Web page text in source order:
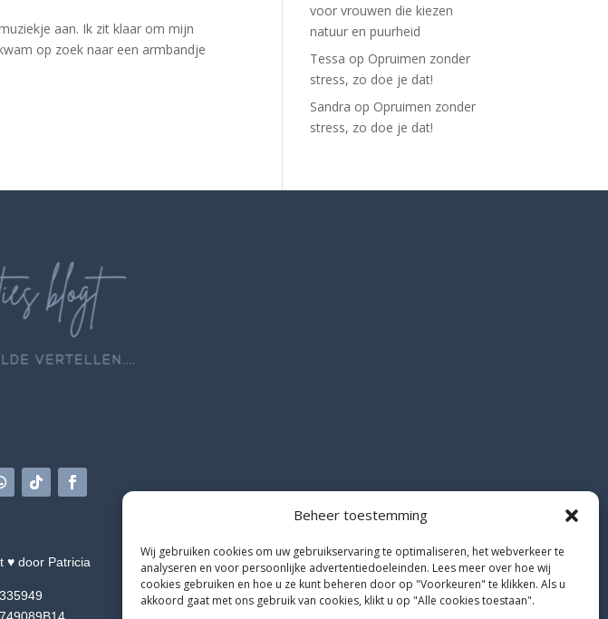
Beheer toestemming
Wij gebruiken cookies om uw gebruikservaring te optimaliseren, het webverkeer te
analyseren en voor persoonlijke advertentiedoeleinden. Lees meer over hoe wij
cookies gebruiken en hoe u ze kunt beheren door op "Voorkeuren" te klikken. Als u
akkoord gaat met ons gebruik van cookies, klikt u op "Alle cookies toestaan".
aan. Ik zit klaar om mijn
op zoek naar een armbandje
voor vrouwen die kiezen
natuur en puurheid
Tessa op Opruimen zonder
stress, zo doe je dat!
Sandra op Opruimen zonder
stress, zo doe je dat!
♥ door Patricia